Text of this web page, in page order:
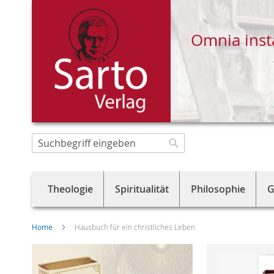
Direkt
zum
Omnia
Suche
Theologie Spiritualität Philosophie
Home Hausbuch für ein christliches Leben